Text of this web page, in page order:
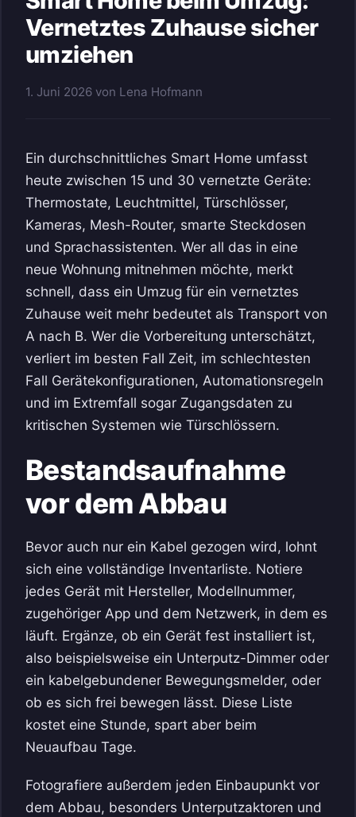
Vernetztes Zuhause sicher
umziehen
1. Juni 2026 von Lena Hofmann
Ein durchschnittliches Smart Home umfasst
heute zwischen 15 und 30 vernetzte Geräte:
Thermostate, Leuchtmittel, Türschlösser,
Kameras, Mesh-Router, smarte Steckdosen
und Sprachassistenten. Wer all das in eine
neue Wohnung mitnehmen möchte, merkt
schnell, dass ein Umzug für ein vernetztes
Zuhause weit mehr bedeutet als Transport von
A nach B. Wer die Vorbereitung unterschätzt,
verliert im besten Fall Zeit, im schlechtesten
Fall Gerätekonfigurationen, Automationsregeln
und im Extremfall sogar Zugangsdaten zu
kritischen Systemen wie Türschlössern.
Bestandsaufnahme
vor dem Abbau
Bevor auch nur ein Kabel gezogen wird, lohnt
sich eine vollständige Inventarliste. Notiere
jedes Gerät mit Hersteller, Modellnummer,
zugehöriger App und dem Netzwerk, in dem es
läuft. Ergänze, ob ein Gerät fest installiert ist,
also beispielsweise ein Unterputz-Dimmer oder
ein kabelgebundener Bewegungsmelder, oder
ob es sich frei bewegen lässt. Diese Liste
kostet eine Stunde, spart aber beim
Neuaufbau Tage.
Fotografiere außerdem jeden Einbaupunkt vor
dem Abbau, besonders Unterputzaktoren und